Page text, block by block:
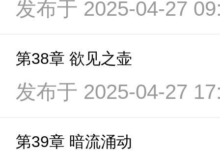
发布于 2025-04-27
第38章 欲见之壶
发布于 2025-04-27
第39章 暗流涌动